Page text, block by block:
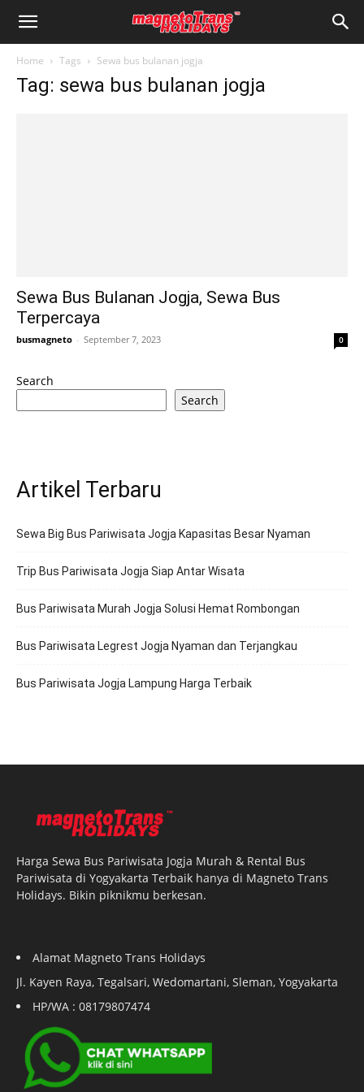
Home Tags Sewa bus bulanan jogja
Tag: sewa bus bulanan jogja
Sewa Bus Bulanan Jogja, Sewa Bus
Terpercaya
busmagneto - September 7, 2023 0
Search
Search
Artikel Terbaru
Sewa Big Bus Pariwisata Jogja Kapasitas Besar Nyaman
Trip Bus Pariwisata Jogja Siap Antar Wisata
Bus Pariwisata Murah Jogja Solusi Hemat Rombongan
Bus Pariwisata Legrest Jogja Nyaman dan Terjangkau
Bus Pariwisata Jogja Lampung Harga Terbaik
Harga Sewa Bus Pariwisata Jogja Murah & Rental Bus
Pariwisata di Yogyakarta Terbaik hanya di Magneto Trans
Holidays. Bikin piknikmu berkesan.
Alamat Magneto Trans Holidays
Jl. Kayen Raya, Tegalsari, Wedomartani, Sleman, Yogyakarta
HP/WA : 08179807474